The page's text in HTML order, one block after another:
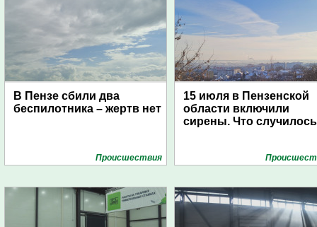
В Пензе сбили два
беспилотника – жертв нет
Проиcшествия
15 июля в Пензенской
области включили
сирены. Что